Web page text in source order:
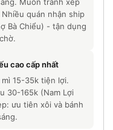
Muốn tránh xếp
quán nhận ship
Bà Chiểu) - tận dụng
cao cấp nhất
15-35k tiện lợi.
30-165k (Nam Lợi
ưu tiên xôi và bánh